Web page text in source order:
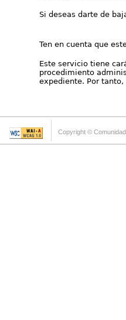
Si deseas darte de
Ten en cuenta que
Este servicio tiene
procedimiento
expediente. Por
Copyright © Comunidad